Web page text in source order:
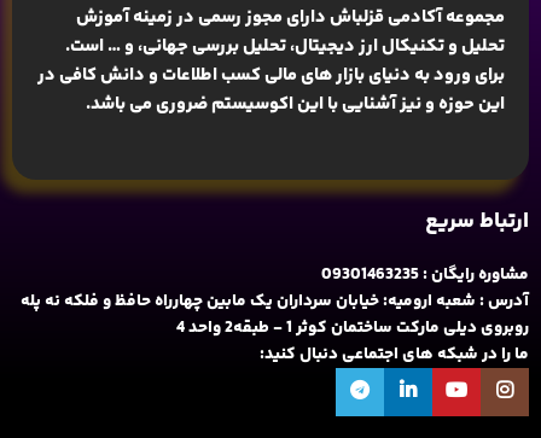
مجموعه آکادمی قزلباش دارای مجوز رسمی در زمینهآموزش
تحلیل و تکنیکال ارز دیجیتال، تحلیل بررسی جهانی، و … است.
برای ورود به دنیای بازار های مالی کسب اطلاعات و دانش کافی در
این حوزه و نیز آشنایی با این اکوسیستم ضروری می باشد.
ارتباط سریع
مشاوره رایگان : 09301463235
آدرس : شعبه ارومیه: خیابان سرداران یک مابین چهارراه حافظ و فلکه نه پله
روبروی دیلی مارکت ساختمان کوثر 1 - طبقه2 واحد 4
ما را در شبکه های اجتماعی دنبال کنید: